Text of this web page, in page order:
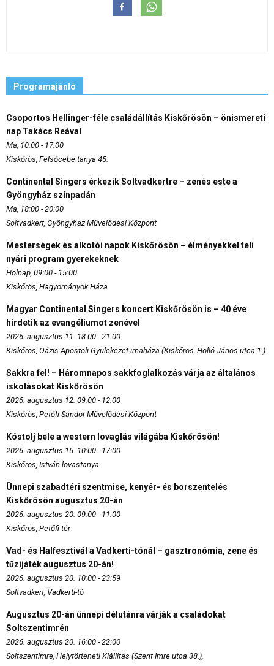
Programajánló
Csoportos Hellinger-féle családállítás Kiskőrösön – önismereti
nap Takács Reával
Ma, 10:00 - 17:00
Kiskőrös, Felsőcebe tanya 45.
Continental Singers érkezik Soltvadkertre – zenés este a
Gyöngyház színpadán
Ma, 18:00 - 20:00
Soltvadkert, Gyöngyház Művelődési Központ
Mesterségek és alkotói napok Kiskőrösön – élményekkel teli
nyári program gyerekeknek
Holnap, 09:00 - 15:00
Kiskőrös, Hagyományok Háza
Magyar Continental Singers koncert Kiskőrösön is – 40 éve
hirdetik az evangéliumot zenével
2026. augusztus 11. 18:00 - 21:00
Kiskőrös, Oázis Apostoli Gyülekezet imaháza (Kiskőrös, Holló János utca 1.)
Sakkra fel! – Háromnapos sakkfoglalkozás várja az általános
iskolásokat Kiskőrösön
2026. augusztus 12. 09:00 - 12:00
Kiskőrös, Petőfi Sándor Művelődési Központ
Kóstolj bele a western lovaglás világába Kiskőrösön!
2026. augusztus 15. 10:00 - 17:00
Kiskőrös, István lovastanya
Ünnepi szabadtéri szentmise, kenyér- és borszentelés
Kiskőrösön augusztus 20-án
2026. augusztus 20. 09:00 - 11:00
Kiskőrös, Petőfi tér
Vad- és Halfesztivál a Vadkerti-tónál – gasztronómia, zene és
tűzijáték augusztus 20-án!
2026. augusztus 20. 10:00 - 23:59
Soltvadkert, Vadkerti-tó
Augusztus 20-án ünnepi délutánra várják a családokat
Soltszentimrén
2026. augusztus 20. 16:00 - 22:00
Soltszentimre, Helytörténeti Kiállítás (Szent Imre utca 38.),